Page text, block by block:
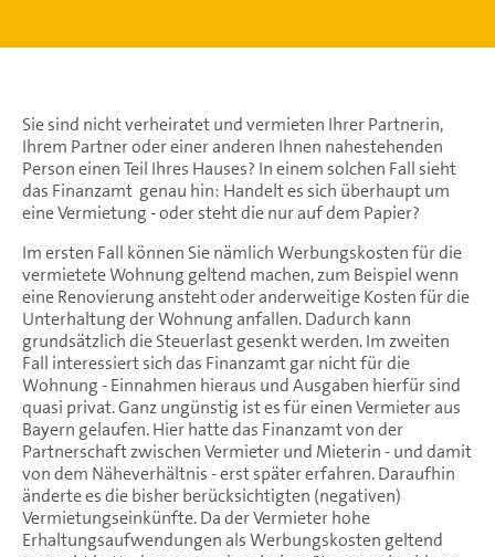
Sie sind nicht verheiratet und vermieten Ihrer Partnerin,
Ihrem Partner oder einer anderen Ihnen nahestehenden
Person einen Teil Ihres Hauses? In einem solchen Fall sieht
das Finanzamt genau hin: Handelt es sich überhaupt um
eine Vermietung - oder steht die nur auf dem Papier?
Im ersten Fall können Sie nämlich Werbungskosten für die
vermietete Wohnung geltend machen, zum Beispiel wenn
eine Renovierung ansteht oder anderweitige Kosten für die
Unterhaltung der Wohnung anfallen. Dadurch kann
grundsätzlich die Steuerlast gesenkt werden. Im zweiten
Fall interessiert sich das Finanzamt gar nicht für die
Wohnung - Einnahmen hieraus und Ausgaben hierfür sind
quasi privat. Ganz ungünstig ist es für einen Vermieter aus
Bayern gelaufen. Hier hatte das Finanzamt von der
Partnerschaft zwischen Vermieter und Mieterin - und damit
von dem Näheverhältnis - erst später erfahren. Daraufhin
änderte es die bisher berücksichtigten (negativen)
Vermietungseinkünfte. Da der Vermieter hohe
Erhaltungsaufwendungen als Werbungskosten geltend